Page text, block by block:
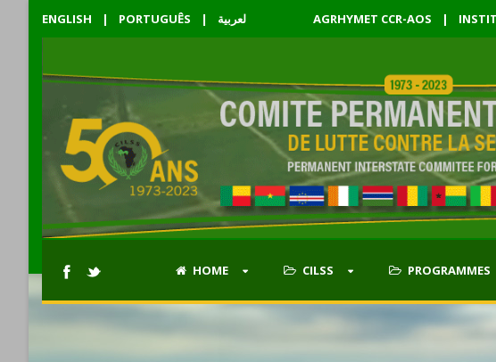
ENGLISH | PORTUGUÊS | لعربية AGRHYMET CCR-AOS |
HOME CILSS PROGRAMMES